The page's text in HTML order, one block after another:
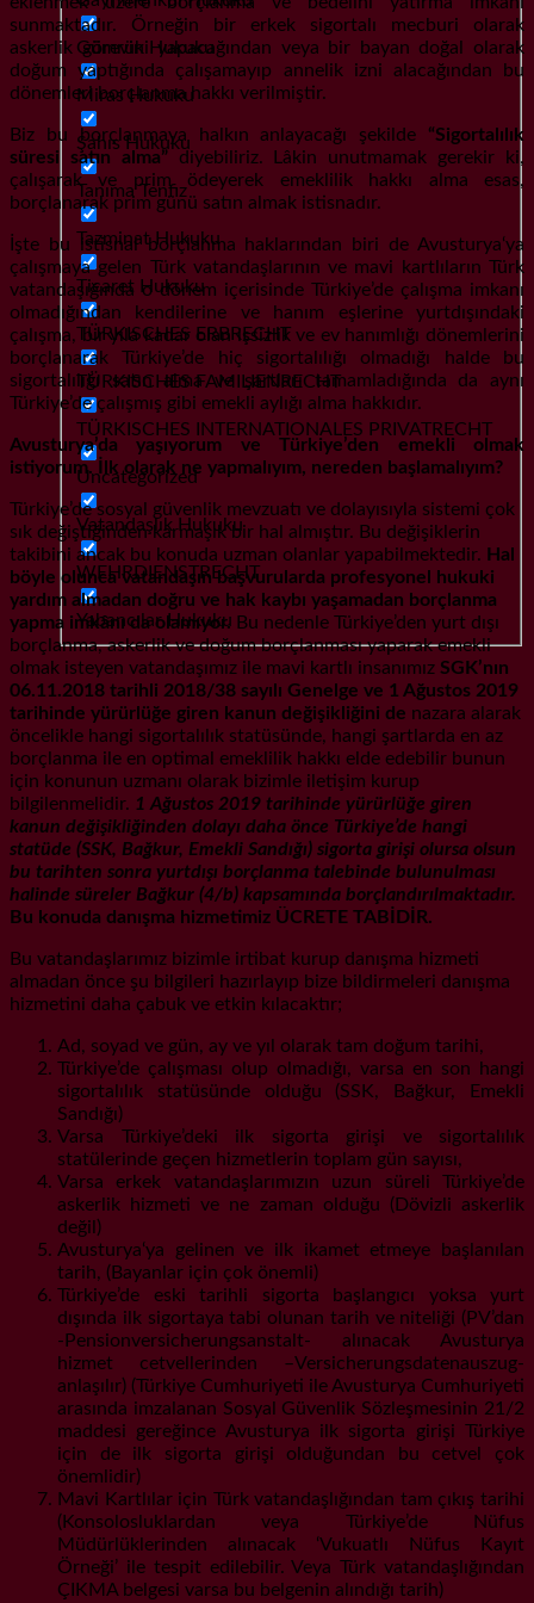
Gümrük Hukuku
Miras Hukuku
Şahıs Hukuku
Tanıma Tenfiz
Tazminat Hukuku
Ticaret Hukuku
TÜRKISCHES ERBRECHT
TÜRKISCHES FAMILIENRECHT
TÜRKISCHES INTERNATIONALES PRIVATRECHT
Uncategorized
Vatandaşlık Hukuku
WEHRDIENSTRECHT
Yabancılar Hukuku
sunmaktadır. Örneğin bir erkek sigortalı mecburi olarak
askerlik görevini yapacağından veya bir bayan doğal olarak
doğum yaptığında çalışamayıp annelik izni alacağından bu
dönemleri borçlanma hakkı verilmiştir.
Biz bu borçlanmaya halkın anlayacağı şekilde “Sigortalılık
süresi satın alma”diyebiliriz. Lâkin unutmamak gerekir ki,
çalışarak ve prim ödeyerek emeklilik hakkı alma esas,
borçlanarak prim günü satın almak istisnadır.
İşte bu istisnai borçlanma haklarından biri de Avusturya‘ya
çalışmaya gelen Türk vatandaşlarının ve mavi kartlıların Türk
vatandaşığında o dönem içerisinde Türkiye’de çalışma imkanı
olmadığından kendilerine ve hanım eşlerine yurtdışındaki
çalışma, bir yıla kadar olan işsizlik ve ev hanımlığı dönemlerini
borçlanarak Türkiye’de hiç sigortalılığı olmadığı halde bu
sigortalılığı satın alma ve şartları tamamladığında da aynı
Türkiye’de çalışmış gibi emekli aylığı alma hakkıdır.
Avusturya’da yaşıyorum ve Türkiye’den emekli olmak
istiyorum. İlk olarak ne yapmalıyım, nereden başlamalıyım?
Türkiye’de sosyal güvenlik mevzuatı ve dolayısıyla sistemi çok
sık değiştiğinden karmaşık bir hal almıştır. Bu değişiklerin
takibini ancak bu konuda uzman olanlar yapabilmektedir. Hal
böyle olunca vatandaşın başvurularda profesyonel hukuki
yardım almadan doğru ve hak kaybı yaşamadan borçlanma
yapma imkânı da olamıyor. Bu nedenle Türkiye’den yurt dışı
borçlanma, askerlik ve doğum borçlanması yaparak emekli
olmak isteyen vatandaşımız ile mavi kartlı insanımız SGK’nın
06.11.2018 tarihli 2018/38 sayılı Genelge ve 1 Ağustos 2019
tarihinde yürürlüğe giren kanun değişikliğini de nazara alarak
öncelikle hangi sigortalılık statüsünde, hangi şartlarda en az
borçlanma ile en optimal emeklilik hakkı elde edebilir bunun
için konunun uzmanı olarak bizimle iletişim kurup
bilgilenmelidir. 1 Ağustos 2019 tarihinde yürürlüğe giren
kanun değişikliğinden dolayı daha önce Türkiye’de hangi
statüde (SSK, Bağkur, Emekli Sandığı) sigorta girişi olursa olsun
bu tarihten sonra yurtdışı borçlanma talebinde bulunulması
halinde süreler Bağkur (4/b) kapsamında borçlandırılmaktadır.
Bu konuda danışma hizmetimiz ÜCRETE TABİDİR.
Bu vatandaşlarımız bizimle irtibat kurup danışma hizmeti
almadan önce şu bilgileri hazırlayıp bize bildirmeleri danışma
hizmetini daha çabuk ve etkin kılacaktır;
Ad, soyad ve gün, ay ve yıl olarak tam doğum tarihi,
Türkiye’de çalışması olup olmadığı, varsa en son hangi
sigortalılık statüsünde olduğu (SSK, Bağkur, Emekli
Sandığı)
Varsa Türkiye’deki ilk sigorta girişi ve sigortalılık
statülerinde geçen hizmetlerin toplam gün sayısı,
Varsa erkek vatandaşlarımızın uzun süreli Türkiye’de
askerlik hizmeti ve ne zaman olduğu (Dövizli askerlik
değil)
Avusturya‘ya gelinen ve ilk ikamet etmeye başlanılan
tarih, (Bayanlar için çok önemli)
Türkiye’de eski tarihli sigorta başlangıcı yoksa yurt
dışında ilk sigortaya tabi olunan tarih ve niteliği (PV’dan
-Pensionversicherungsanstalt- alınacak Avusturya
hizmet cetvellerinden –Versicherungsdatenauszug-
anlaşılır) (Türkiye Cumhuriyeti ile Avusturya Cumhuriyeti
arasında imzalanan Sosyal Güvenlik Sözleşmesinin 21/2
maddesi gereğince Avusturya ilk sigorta girişi Türkiye
için de ilk sigorta girişi olduğundan bu cetvel çok
önemlidir)
Mavi Kartlılar için Türk vatandaşlığından tam çıkış tarihi
(Konsolosluklardan veya Türkiye’de Nüfus
Müdürlüklerinden alınacak ‘Vukuatlı Nüfus Kayıt
Örneği’ ile tespit edilebilir. Veya Türk vatandaşlığından
ÇIKMA belgesi varsa bu belgenin alındığı tarih)